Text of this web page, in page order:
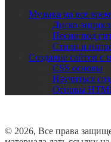
Музыка на все
Диско-
Песни под
Стили и
Создание сайтов с
CSS основы
Научиться
Основы
© 2026, Все права